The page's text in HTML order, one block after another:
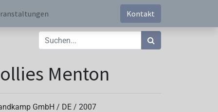
Kontakt
Menton
GmbH / DE / 2007